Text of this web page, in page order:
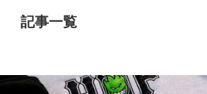
記事一覧